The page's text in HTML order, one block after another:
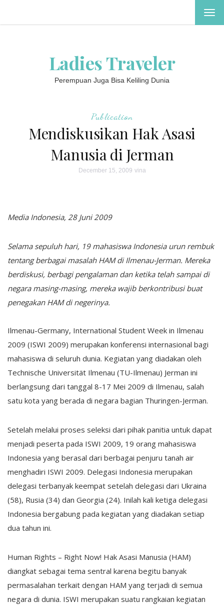
Ladies Traveler
Perempuan Juga Bisa Keliling Dunia
Publication
Mendiskusikan Hak Asasi
Manusia di Jerman
December 15, 2009 vina
Media Indonesia, 28 Juni 2009
Selama sepuluh hari, 19 mahasiswa Indonesia urun rembuk
tentang berbagai masalah HAM di Ilmenau-Jerman. Mereka
berdiskusi, berbagi pengalaman dan ketika telah sampai di
negara masing-masing, mereka wajib berkontribusi buat
penegakan HAM di negerinya.
Ilmenau-Germany, International Student Week in Ilmenau
2009 (ISWI 2009) merupakan konferensi internasional bagi
mahasiswa di seluruh dunia. Kegiatan yang diadakan oleh
Technische Universität Ilmenau (TU-Ilmenau) Jerman ini
berlangsung dari tanggal 8-17 Mei 2009 di Ilmenau, salah
satu kota yang berada di negara bagian Thuringen-Jerman.
Setelah melalui proses seleksi dari pihak panitia untuk dapat
menjadi peserta pada ISWI 2009, 19 orang mahasiswa
Indonesia yang berasal dari berbagai penjuru tanah air
menghadiri ISWI 2009. Delegasi Indonesia merupakan
delegasi terbanyak keempat setelah delegasi dari Ukraina
(58), Rusia (34) dan Georgia (24). Inilah kali ketiga delegasi
Indonesia bergabung pada kegiatan yang diadakan setiap
dua tahun ini.
Human Rights – Right Now! Hak Asasi Manusia (HAM)
diangkat sebagai tema sentral karena begitu banyak
permasalahan terkait dengan HAM yang terjadi di semua
negara di dunia. ISWI merupakan suatu rangkaian kegiatan